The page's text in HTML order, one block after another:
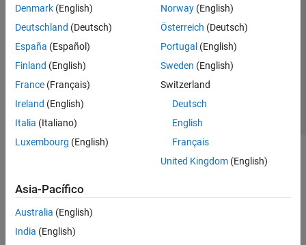
Denmark (English)
Deutschland (Deutsch)
España (Español)
Finland (English)
France (Français)
Ireland (English)
Italia (Italiano)
Luxembourg (English)
Norway(English)
Österreich (Deutsch)
Portugal (English)
Sweden (English)
Switzerland
Deutsch
English
Français
United Kingdom(English)
Asia-Pacífico
Australia (English)
India (English)
Política de privacidad
Antipiratería
Estado de las aplicaciones
Información de contacto
© 1994-2026 The MathWorks, Inc.